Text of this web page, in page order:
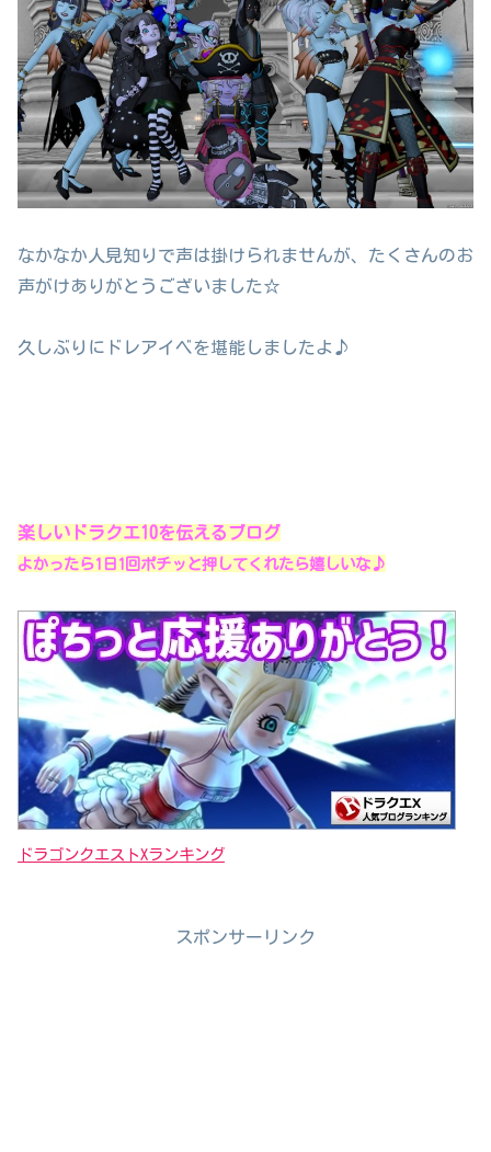
なかなか人見知りで声は掛けられませんが、たくさんのお
声がけありがとうございました☆
久しぶりにドレアイベを堪能しましたよ♪
楽しいドラクエ10を伝えるブログ
よかったら1日1回ポチッと押してくれたら嬉しいな♪
ドラゴンクエストXランキング
スポンサーリンク